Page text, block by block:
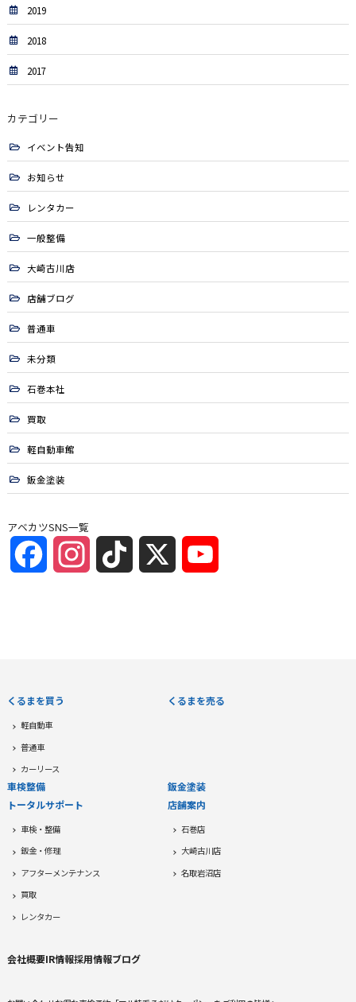
2019
2018
2017
カテゴリー
イベント告知
お知らせ
レンタカー
一般整備
大崎古川店
店舗ブログ
普通車
未分類
石巻本社
買取
軽自動車館
鈑金塗装
アベカツSNS一覧
FacebookInstagramTikTok
くるまを買う
軽自動車
普通車
カーリース
くるまを売る
車検整備
鈑金塗装
トータルサポート
車検・整備
鈑金・修理
アフターメンテナンス
買取
レンタカー
店舗案内
石巻店
大崎古川店
名取岩沼店
会社概要IR情報採用情報ブログ